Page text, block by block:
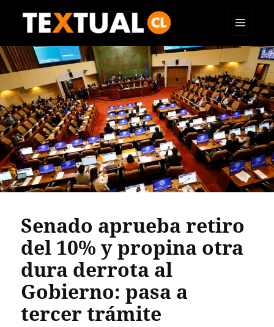
TEXTUAL
Y
WIDGETS
Senado aprueba retiro
del 10% y propina otra
dura derrota al
Gobierno: pasa a
tercer trámite